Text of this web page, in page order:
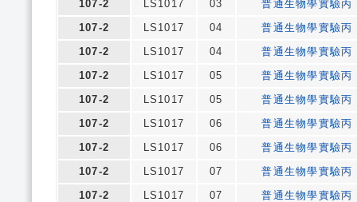
107-2
LS1017 03
普通生物學實驗丙
107-2
LS1017 04
普通生物學實驗丙
107-2
LS1017 04
普通生物學實驗丙
107-2
LS1017 05
普通生物學實驗丙
107-2
LS1017 05
普通生物學實驗丙
107-2
LS1017 06
普通生物學實驗丙
107-2
LS1017 06
普通生物學實驗丙
107-2
LS1017 07
普通生物學實驗丙
107-2
LS1017 07
普通生物學實驗丙